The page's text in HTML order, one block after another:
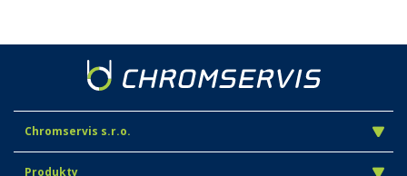
Chromservis s.r.o.
Produkty